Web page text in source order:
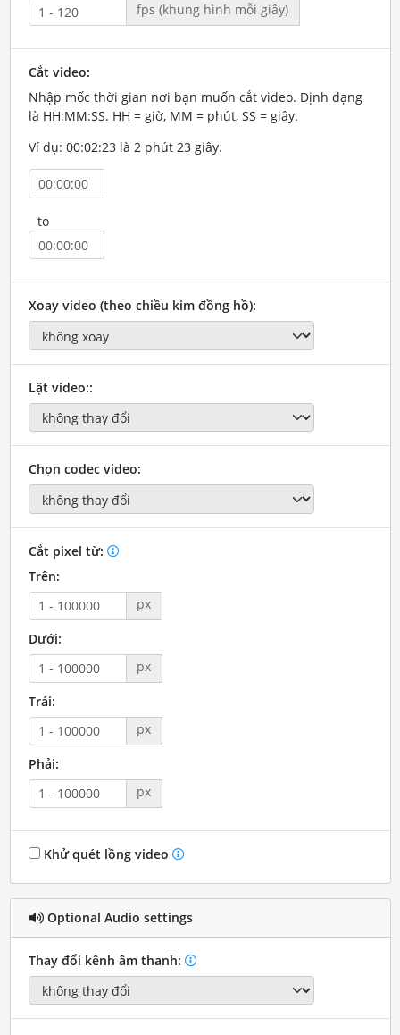
fps (khung hình mỗi giây)
Cắt video:
Nhập mốc thời gian nơi bạn muốn cắt video. Định dạng
là HH:MM:SS. HH = giờ, MM = phút, SS = giây.
Ví dụ: 00:02:23 là 2 phút 23 giây.
to
Xoay video (theo chiều kim đồng hồ):
Lật video::
Chọn codec video:
Cắt pixel từ:
Trên:
px
Dưới:
px
Trái:
px
Phải:
px
Khử quét lồng video
Optional Audio settings
Thay đổi kênh âm thanh: